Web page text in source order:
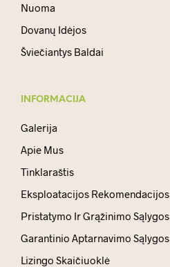
Nuoma
Dovanų Idėjos
Šviečiantys Baldai
INFORMACIJA
Galerija
Apie Mus
Tinklaraštis
Eksploatacijos Rekomendacijos
Pristatymo Ir Grąžinimo Sąlygos
Garantinio Aptarnavimo Sąlygos
Lizingo Skaičiuoklė